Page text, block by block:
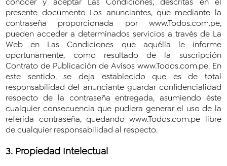
presente documento Los anunciantes, que mediante la
contraseña proporcionada por www.Todos.com.pe,
pueden acceder a determinados servicios a través de La
Web en Las Condiciones que aquélla le informe
oportunamente, como resultado de la suscripción
Contrato de Publicación de Avisos www.Todos.com.pe. En
este sentido, se deja establecido que es de total
responsabilidad del anunciante guardar confidencialidad
respecto de la contraseña entregada, asumiendo éste
cualquier consecuencia que pudiera generar el uso de la
referida contraseña, quedando www.Todos.com.pe libre
de cualquier responsabilidad al respecto.
3. Propiedad Intelectual